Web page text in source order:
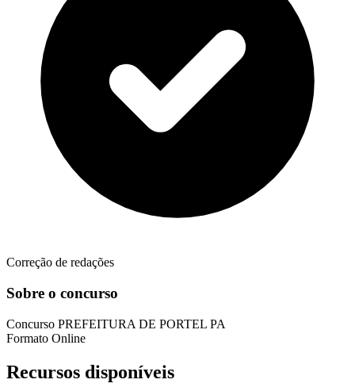
Correção de redações
Sobre o concurso
Concurso PREFEITURA DE PORTEL PA
Formato Online
Recursos disponíveis